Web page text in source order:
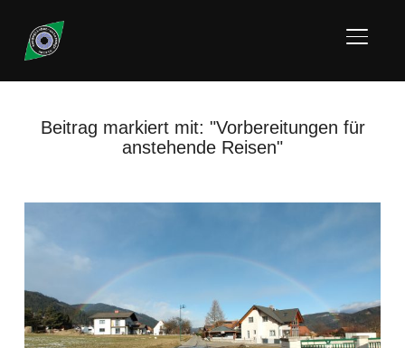
Beitrag markiert mit: "Vorbereitungen für
anstehende Reisen"